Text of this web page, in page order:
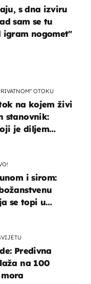
s dna izviru
sam se tu
igram nogomet"
OTOKU
na kojem živi
stanovnik:
je diljem
i sirom:
se topi u
Predivna
na 100